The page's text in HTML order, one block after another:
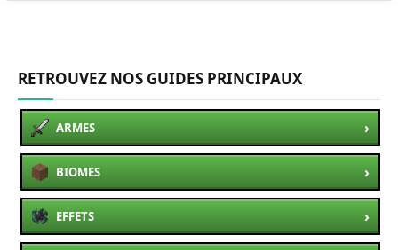
RETROUVEZ NOS GUIDES PRINCIPAUX
ARMES ›
BIOMES ›
EFFETS ›